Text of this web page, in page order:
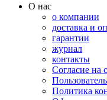
О нас
о компании
доставка и
гарантии
журнал
контакты
Согласие на
Политика